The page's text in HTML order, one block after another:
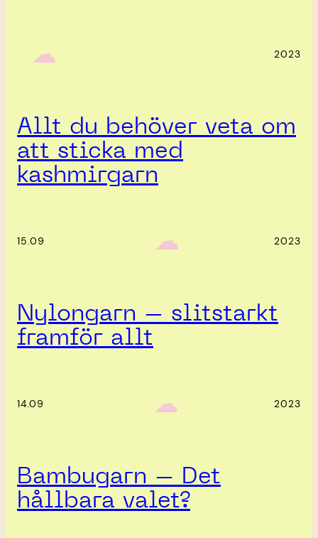
‎ ‎‎ ☁︎‎‎ 2023
Allt du behöver veta om
att sticka med
kashmirgarn
15.09 ‎ ‎‎ ☁︎‎‎ 2023
Nylongarn – slitstarkt
framför allt
14.09 ‎ ‎‎ ☁︎‎‎ 2023
Bambugarn – Det
hållbara valet?